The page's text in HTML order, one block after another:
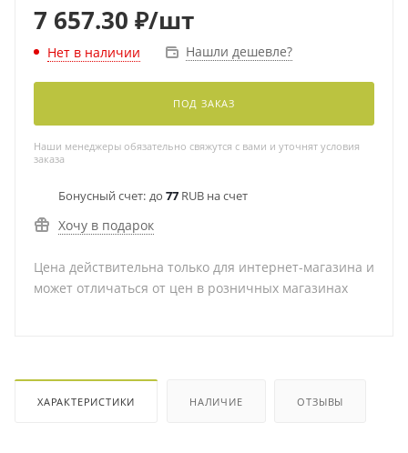
7 657.30 ₽/шт
Нет в наличии Нашли дешевле?
ПОД ЗАКАЗ
Наши менеджеры обязательно свяжутся с вами и уточнят условия
заказа
Бонусный счет: до 77 RUB на счет
Хочу в подарок
Цена действительна только для интернет-магазина и
может отличаться от цен в розничных магазинах
ХАРАКТЕРИСТИКИ НАЛИЧИЕ ОТЗЫВЫ